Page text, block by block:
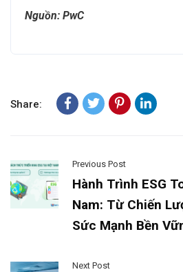
Nguồn: PwC
Share:
Previous Post
Hành Trình ESG
Nam: Từ Chiến
Sức Mạnh Bền
Next Post